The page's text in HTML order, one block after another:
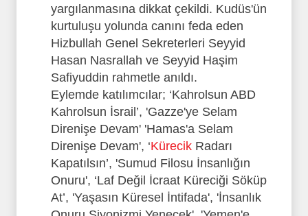
yargılanmasına dikkat çekildi. Kudüs'ün
kurtuluşu yolunda canını feda eden
Hizbullah Genel Sekreterleri Seyyid
Hasan Nasrallah ve Seyyid Haşim
Safiyuddin rahmetle anıldı.
Eylemde katılımcılar; ‘Kahrolsun ABD
Kahrolsun İsrail’, 'Gazze'ye Selam
Direnişe Devam' 'Hamas'a Selam
Direnişe Devam', ‘Kürecik Radarı
Kapatılsın’, 'Sumud Filosu İnsanlığın
Onuru', ‘Laf Değil İcraat Küreciği Söküp
At’, 'Yaşasın Küresel İntifada', 'İnsanlık